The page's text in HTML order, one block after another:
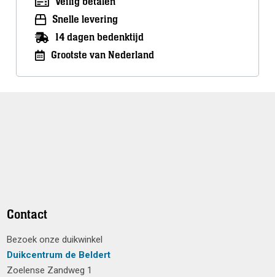
Snelle levering
14 dagen bedenktijd
Grootste van Nederland
Contact
Bezoek onze duikwinkel
Duikcentrum de Beldert
Zoelense Zandweg 1